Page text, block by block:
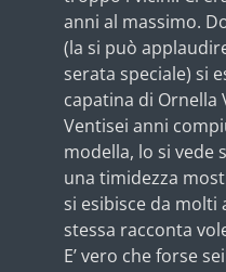
anni al massimo.
(la si può
serata speciale) si
capatina di Ornella
Ventisei anni
modella, lo si
una timidezza
si esibisce da
stessa racconta
E’ vero che forse